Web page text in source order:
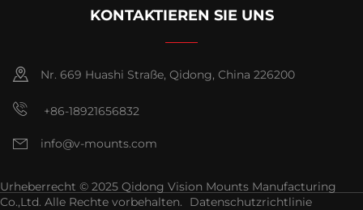
KONTAKTIEREN SIE UNS
Nr. 669 Huashi Straße, Qidong, China 226200
+86-18921656832
info@v-mounts.com
Urheberrecht © 2025 Qidong Vision Mounts Manufacturing
Co.,Ltd. Alle Rechte vorbehalten.
Datenschutzrichtlinie